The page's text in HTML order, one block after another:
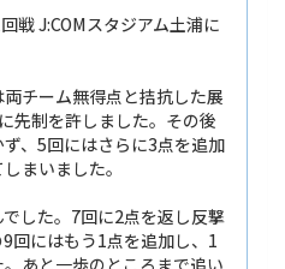
戦 J:COMスタジアム土浦に
チーム無得点と拮抗した展
先制を許しました。その後
、5回にはさらに3点を追加
まいました。
した。7回に2点を返し反撃
回にはもう1点を追加し、1
あと一歩のところまで追い